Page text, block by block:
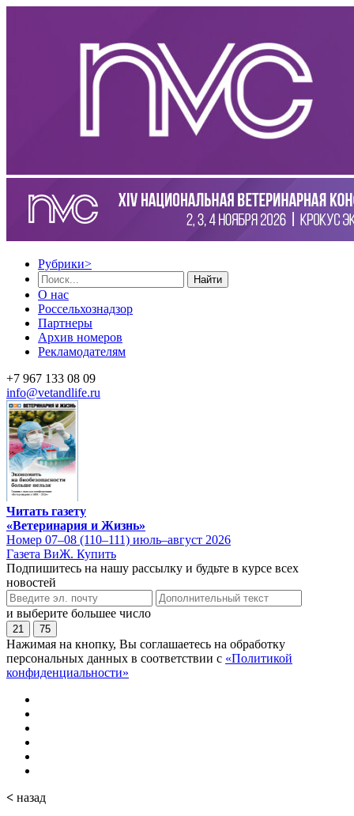
Рубрики>
Найти
О нас
Россельхознадзор
Партнеры
Архив номеров
Рекламодателям
+7 967 133 08 09
info@vetandlife.ru
Читать газету
«Ветеринария и Жизнь»
Номер 07–08 (110–111) июль–август 2026
Газета ВиЖ. Купить
Подпишитесь на нашу рассылку и будьте в курсе всех
новостей
и выберите большее число
21 75
Нажимая на кнопку, Вы соглашаетесь на обработку
персональных данных в соответствии с «Политикой
конфиденциальности»
< назад